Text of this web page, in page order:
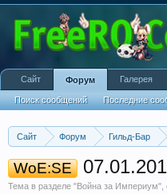
Сайт Форум Гильд-Бар
WoE:SE
Тема в разделе "Война за Империум",
Сайт Форум
Поиск сообщений Последние
Галерея